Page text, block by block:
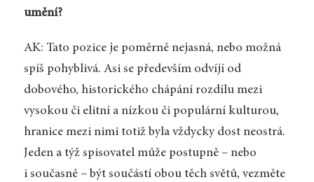
umění?
AK: Tato pozice je poměrně nejasná, nebo možná
spíš pohyblivá. Asi se především odvíjí od
dobového, historického chápání rozdílu mezi
vysokou či elitní a nízkou či populární kulturou,
hranice mezi nimi totiž byla vždycky dost neostrá.
Jeden a týž spisovatel může postupně – nebo
i současně – být součástí obou těch světů, vezměte